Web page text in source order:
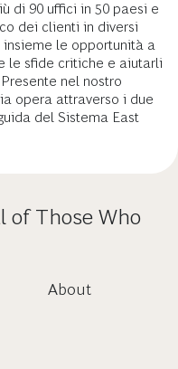
di 90 uffici in 50 paesi e
dei clienti in diversi
le opportunità a
le sfide critiche e aiutarli
nel nostro
opera attraverso i due
del Sistema East
of Those Who
About